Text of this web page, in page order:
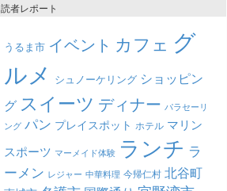
読者レポート
うるま市 イベント カフェ グ
ルメ シュノーケリング ショッピン
グ スイーツ ディナー パラセーリ
ング パン プレイスポット ホテル マリン
スポーツ マーメイド体験 ランチ ラ
ーメン レジャー 中華料理 今帰仁村 北谷町